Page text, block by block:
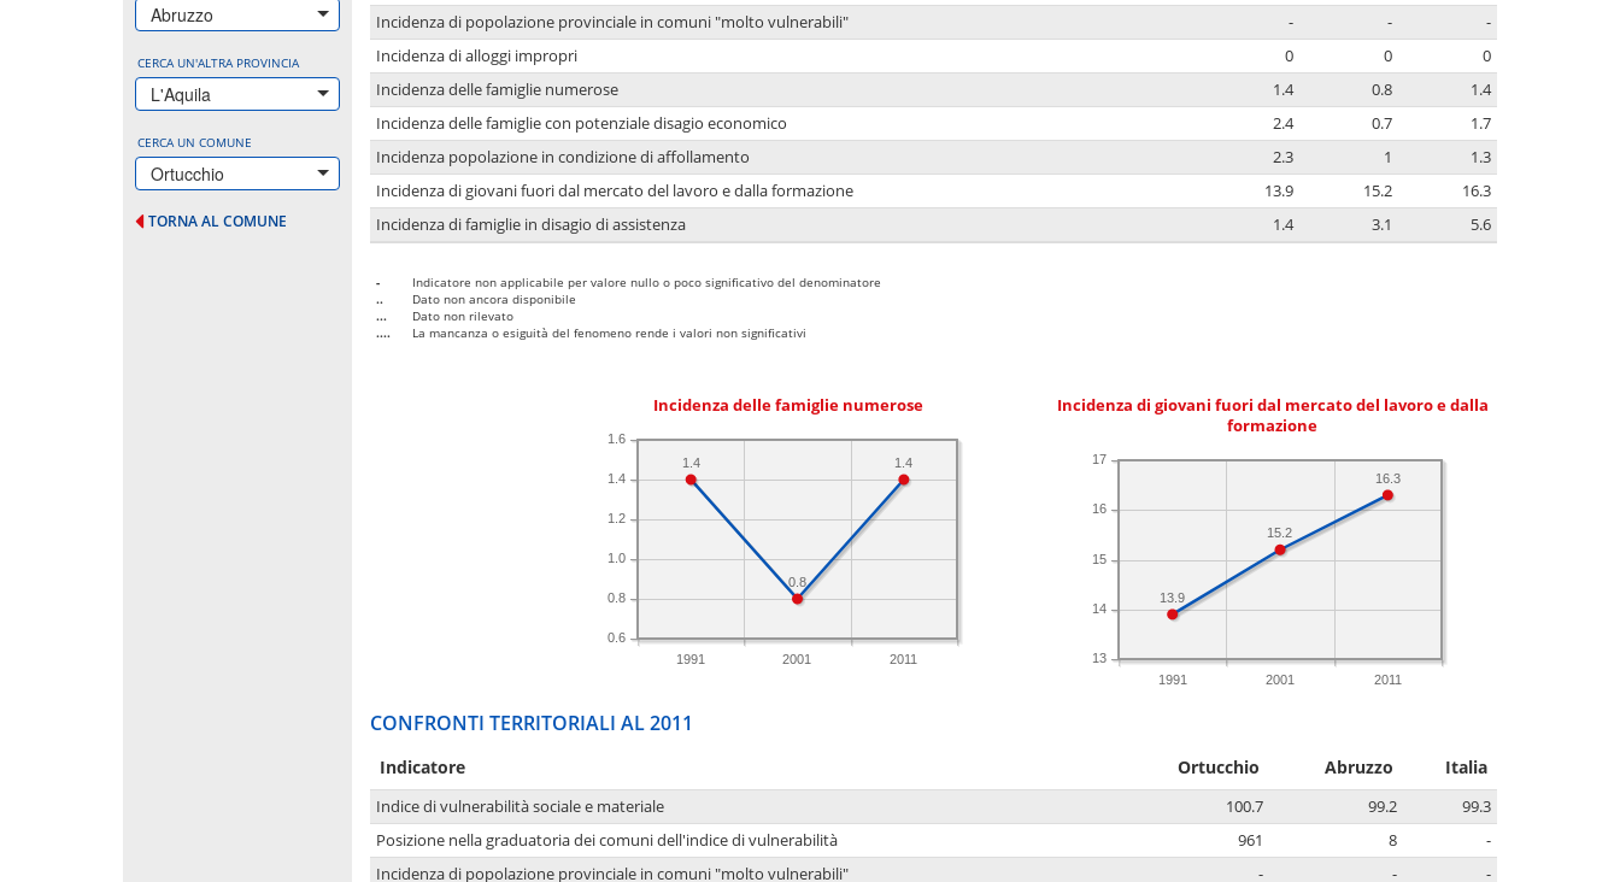
Abruzzo
CERCA UN'ALTRA PROVINCIA
L'Aquila
CERCA UN COMUNE
Ortucchio
TORNA AL COMUNE
Incidenza di popolazione provinciale in comuni "molto vulnerabili"
- -
-
Incidenza di alloggi impropri
0 0
0
Incidenza delle famiglie numerose
1.4 0.8
1.4
Incidenza delle famiglie con potenziale disagio economico
2.4 0.7
1.7
Incidenza popolazione in condizione di affollamento
2.3 1
1.3
Incidenza di giovani fuori dal mercato del lavoro e dalla formazione
13.9 15.2
16.3
Incidenza di famiglie in disagio di assistenza
1.4 3.1 5.6
-
Indicatore non applicabile per valore nullo o poco significativo del denominatore
..
Dato non ancora disponibile
...
Dato non rilevato
....
La mancanza o esiguità del fenomeno rende i valori non significativi
Incidenza delle famiglie numerose
1991 2001 2011
0.6
0.8
1.0
1.2
1.4
1.6
1.4
0.8
1.4
Incidenza di giovani fuori dal mercato del lavoro e dalla
formazione
1991 2001 2011
13
14
15
16
17
16.3
15.2
13.9
CONFRONTI TERRITORIALI AL 2011
Indicatore Ortucchio Abruzzo Italia
Indice di vulnerabilità sociale e materiale 100.7 99.2
99.3
Posizione nella graduatoria dei comuni dell'indice di vulnerabilità
961 8
-
Incidenza di popolazione provinciale in comuni "molto vulnerabili"
- -
-